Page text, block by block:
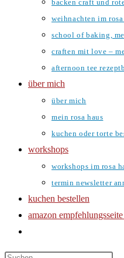
backen craft und
weihnachten im
school of baking,
craften mit love –
afternoon tee
über mich
über mich
mein rosa haus
kuchen oder torte
workshops
workshops im rosa
termin newsletter
kuchen bestellen
amazon